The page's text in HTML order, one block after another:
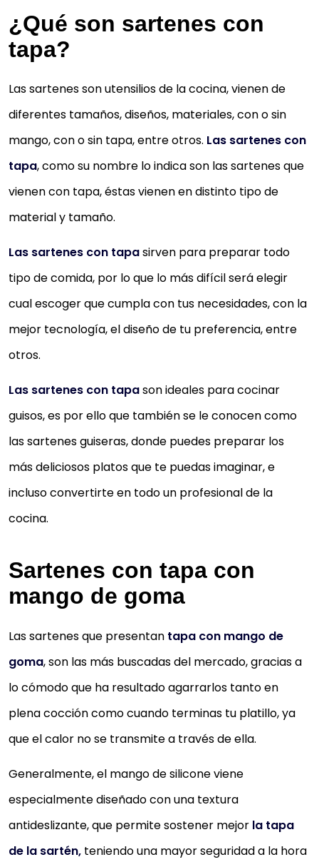
¿Qué son sartenes con
tapa?
Las sartenes son utensilios de la cocina, vienen de
diferentes tamaños, diseños, materiales, con o sin
mango, con o sin tapa, entre otros. Las sartenes con
tapa, como su nombre lo indica son las sartenes que
vienen con tapa, éstas vienen en distinto tipo de
material y tamaño.
Las sartenes con tapasirven para preparar todo
tipo de comida, por lo que lo más difícil será elegir
cual escoger que cumpla con tus necesidades, con la
mejor tecnología, el diseño de tu preferencia, entre
otros.
Las sartenes con tapason ideales para cocinar
guisos, es por ello que también se le conocen como
las sartenes guiseras, donde puedes preparar los
más deliciosos platos que te puedas imaginar, e
incluso convertirte en todo un profesional de la
cocina.
Sartenes con tapa con
mango de goma
Las sartenes que presentan tapa con mango de
goma, son las más buscadas del mercado, gracias a
lo cómodo que ha resultado agarrarlos tanto en
plena cocción como cuando terminas tu platillo, ya
que el calor no se transmite a través de ella.
Generalmente, el mango de silicone viene
especialmente diseñado con una textura
antideslizante, que permite sostener mejor la tapa
de la sartén, teniendo una mayor seguridad a la hora